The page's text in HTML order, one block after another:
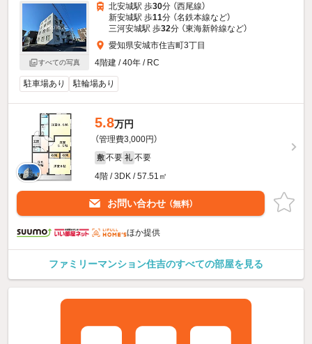
すべての写真
北安城駅 歩30分 （西尾線）
新安城駅 歩11分 （名鉄本線など）
三河安城駅 歩32分 （東海新幹線など）
愛知県安城市住吉町3丁目
4階建 / 40年 / RC
駐車場あり 駐輪場あり
5.8万円
（管理費3,000円）
敷 不要 礼 不要
4階 / 3DK / 57.51㎡
お問い合わせ （無料）
ほか提供
ファミリーマンション住吉のすべての部屋を見る